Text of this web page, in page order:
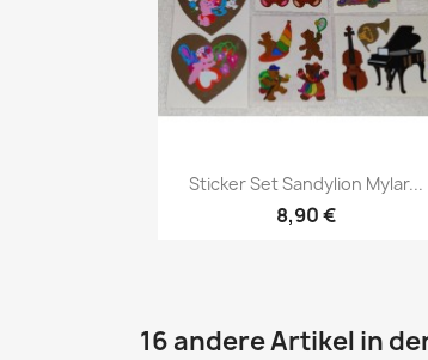
Sticker Set Sandylion Mylar...
8,90 €
16 andere Artikel in